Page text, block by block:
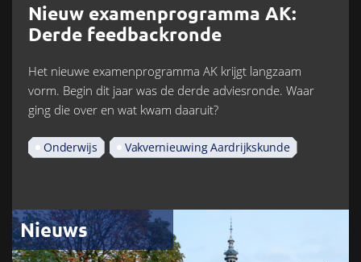
Nieuw examenprogramma AK:
Derde feedbackronde
Het nieuwe examenprogramma AK krijgt langzaam
vorm. Begin dit jaar was de derde adviesronde. Waar
ging die over en wat kwam daaruit?
Onderwijs Vakvernieuwing Aardrijkskunde
Nieuws